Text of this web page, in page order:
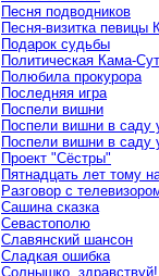
Песня подводников
Песня-визитка певицы
Подарок судьбы
Политическая Кама-
Полюбила прокурора
Последняя игра
Поспели вишни
Поспели вишни в саду
Поспели вишни в саду
Проект "Сёстры"
Пятнадцать лет тому
Разговор с
Сашина сказка
Севастополю
Славянский шансон
Сладкая ошибка
Солнышко, здравствуй!